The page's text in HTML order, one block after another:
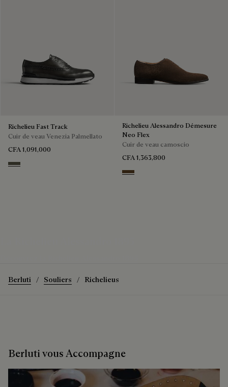
Richelieu Fast Track
Cuir de veau Venezia Palmellato
CFA 1,091,000
Selva Oscura
Richelieu Alessandro Démesure
Neo Flex
Cuir de veau camoscio
CFA 1,363,800
Pepper
Berluti Souliers Richelieus
Berluti vous Accompagne